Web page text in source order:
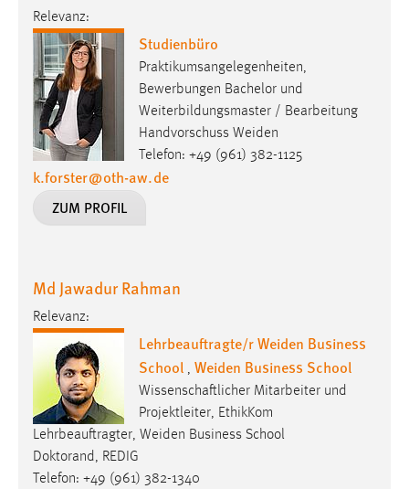
Relevanz:
Studienbüro
Praktikumsangelegenheiten,
Bewerbungen Bachelor und
Weiterbildungsmaster / Bearbeitung
Handvorschuss Weiden
Telefon: +49 (961) 382-1125
k.forster@oth-aw.de
ZUM PROFIL
Md Jawadur Rahman
Relevanz:
Lehrbeauftragte/r Weiden Business
School , Weiden Business School
Wissenschaftlicher Mitarbeiter und
Projektleiter, EthikKom
Lehrbeauftragter, Weiden Business School
Doktorand, REDIG
Telefon: +49 (961) 382-1340